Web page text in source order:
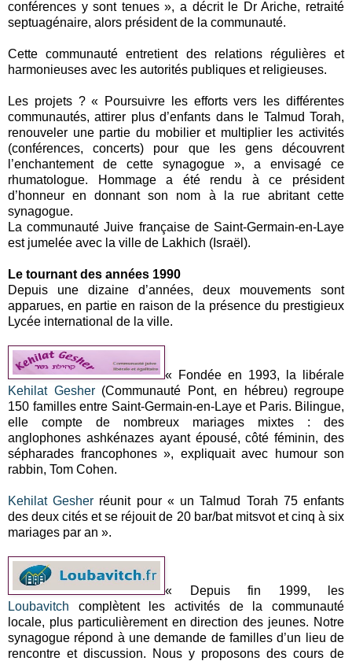
conférences y sont tenues », a décrit le Dr Ariche, retraité
septuagénaire, alors président de la communauté.
Cette communauté entretient des relations régulières et
harmonieuses avec les autorités publiques et religieuses.
Les projets ? « Poursuivre les efforts vers les différentes
communautés, attirer plus d’enfants dans le Talmud Torah,
renouveler une partie du mobilier et multiplier les activités
(conférences, concerts) pour que les gens découvrent
l’enchantement de cette synagogue », a envisagé ce
rhumatologue. Hommage a été rendu à ce président
d’honneur en donnant son nom à la rue abritant cette
synagogue.
La communauté Juive française de Saint-Germain-en-Laye
est jumelée avec la ville de Lakhich (Israël).
Le tournant des années 1990
Depuis une dizaine d’années, deux mouvements sont
apparues, en partie en raison de la présence du prestigieux
Lycée international de la ville.
« Fondée en 1993, la libérale
Kehilat Gesher(Communauté Pont, en hébreu) regroupe
150 familles entre Saint-Germain-en-Laye et Paris. Bilingue,
elle compte de nombreux mariages mixtes : des
anglophones ashkénazes ayant épousé, côté féminin, des
sépharades francophones », expliquait avec humour son
rabbin, Tom Cohen.
Kehilat Gesher réunit pour « un Talmud Torah 75 enfants
des deux cités et se réjouit de 20 bar/bat mitsvot et cinq à six
mariages par an ».
« Depuis fin 1999, les
Loubavitch complètent les activités de la communauté
locale, plus particulièrement en direction des jeunes. Notre
synagogue répond à une demande de familles d’un lieu de
rencontre et discussion. Nous y proposons des cours de